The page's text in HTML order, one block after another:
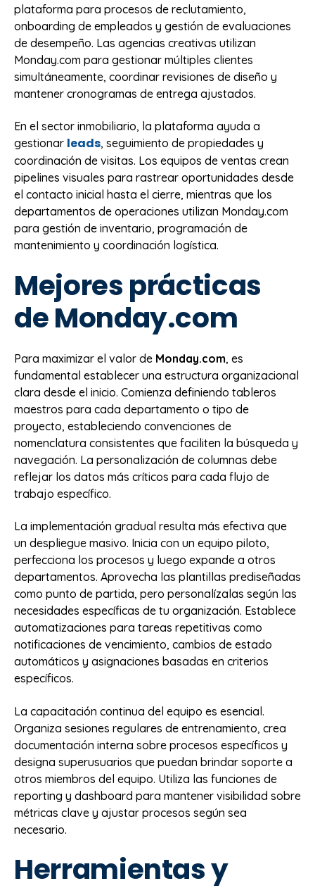
plataforma para procesos de reclutamiento,
onboarding de empleados y gestión de evaluaciones
de desempeño. Las agencias creativas utilizan
Monday.com para gestionar múltiples clientes
simultáneamente, coordinar revisiones de diseño y
mantener cronogramas de entrega ajustados.
En el sector inmobiliario, la plataforma ayuda a
gestionar leads, seguimiento de propiedades y
coordinación de visitas. Los equipos de ventas crean
pipelines visuales para rastrear oportunidades desde
el contacto inicial hasta el cierre, mientras que los
departamentos de operaciones utilizan Monday.com
para gestión de inventario, programación de
mantenimiento y coordinación logística.
Mejores prácticas
de Monday.com
Para maximizar el valor de Monday.com, es
fundamental establecer una estructura organizacional
clara desde el inicio. Comienza definiendo tableros
maestros para cada departamento o tipo de
proyecto, estableciendo convenciones de
nomenclatura consistentes que faciliten la búsqueda y
navegación. La personalización de columnas debe
reflejar los datos más críticos para cada flujo de
trabajo específico.
La implementación gradual resulta más efectiva que
un despliegue masivo. Inicia con un equipo piloto,
perfecciona los procesos y luego expande a otros
departamentos. Aprovecha las plantillas prediseñadas
como punto de partida, pero personalízalas según las
necesidades específicas de tu organización. Establece
automatizaciones para tareas repetitivas como
notificaciones de vencimiento, cambios de estado
automáticos y asignaciones basadas en criterios
específicos.
La capacitación continua del equipo es esencial.
Organiza sesiones regulares de entrenamiento, crea
documentación interna sobre procesos específicos y
designa superusuarios que puedan brindar soporte a
otros miembros del equipo. Utiliza las funciones de
reporting y dashboard para mantener visibilidad sobre
métricas clave y ajustar procesos según sea
necesario.
Herramientas y